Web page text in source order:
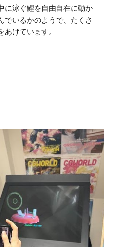
に泳ぐ鯉を自由自在に動か
でいるかのようで、たくさ
あげています。